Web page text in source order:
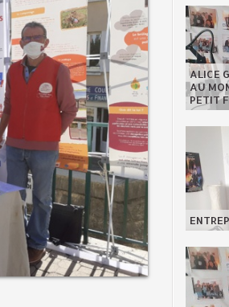
ALICE
AU
PETIT